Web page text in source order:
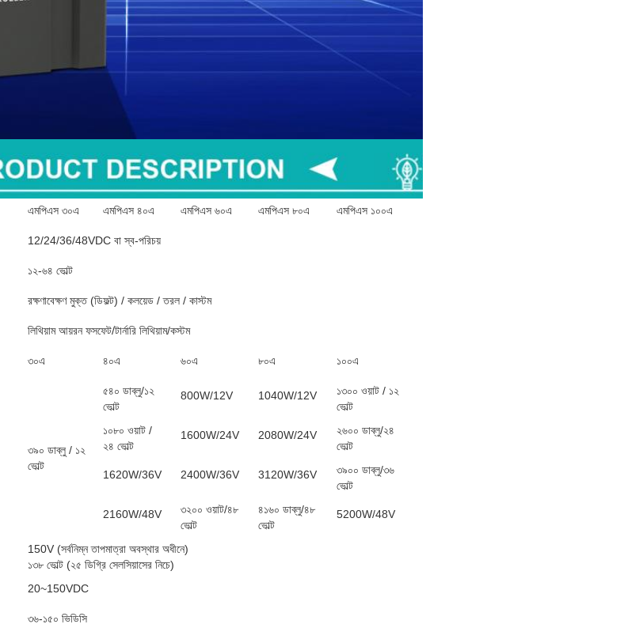
এমপিএস ৩০এ এমপিএস ৪০এ এমপিএস ৬০এ এমপিএস ৮০এ এমপিএস ১০০এ
12/24/36/48VDC বা স্ব-পরিচয়
১২-৬৪ ভোল্ট
রক্ষণাবেক্ষণ মুক্ত (ডিফল্ট) / কলয়েড / তরল / কাস্টম
লিথিয়াম আয়রন ফসফেট/টার্নারি লিথিয়াম/কস্টম
৩০এ ৪০এ ৬০এ ৮০এ ১০০এ
৩৯০ ডাব্লু / ১২
ভোল্ট
৫৪০ ডাব্লু/১২
ভোল্ট
800W/12V 1040W/12V
১৩০০ ওয়াট / ১২
ভোল্ট
১০৮০ ওয়াট /
২৪ ভোল্ট
1600W/24V 2080W/24V
২৬০০ ডাব্লু/২৪
ভোল্ট
1620W/36V 2400W/36V 3120W/36V
৩৯০০ ডাব্লু/৩৬
ভোল্ট
2160W/48V
৩২০০ ওয়াট/৪৮
ভোল্ট
৪১৬০ ডাব্লু/৪৮
ভোল্ট
5200W/48V
150V (সর্বনিম্ন তাপমাত্রা অবস্থার অধীনে)
১৩৮ ভোল্ট (২৫ ডিগ্রি সেলসিয়াসের নিচে)
20~150VDC
৩৬-১৫০ ভিডিসি